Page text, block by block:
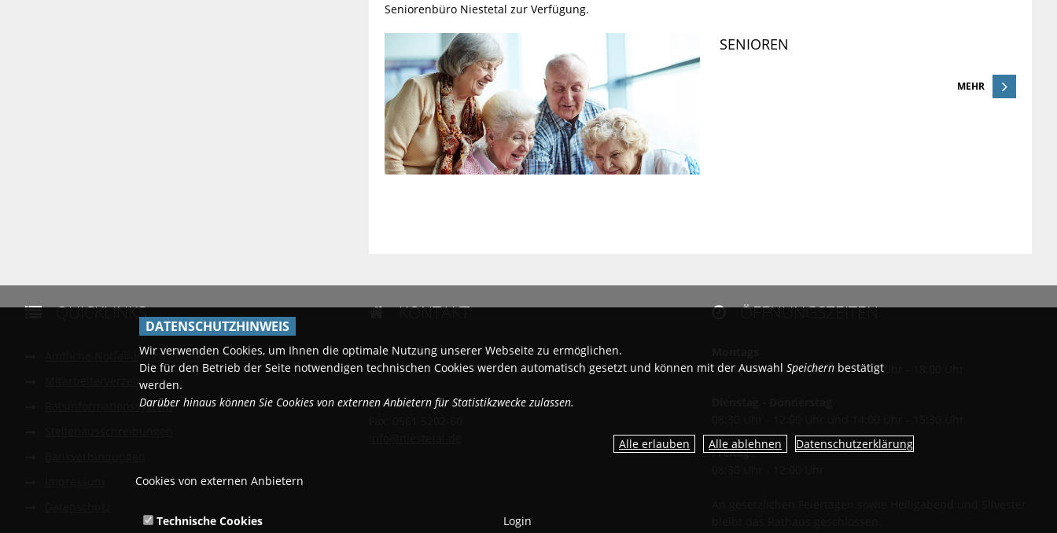
Seniorenbüro Niestetal zur Verfügung.
SENIOREN
MEHR
 QUICKLINKS
Amtliche Notfall-Informationen & Vorsorge
Mitarbeiterverzeichnis
Ratsinformationssystem
 KONTAKT
Gemeinde Niestetal
Dr.-Walter-Lübcke-Platz 1, 34266 Niestetal
Tel.: 0561 5202-0
 ÖFFNUNGSZEITEN
08:30 Uhr - 12:00 Uhr und 14:00 Uhr - 18:00 Uhr
Freitag
DATENSCHUTZHINWEIS
Wir verwenden Cookies, um Ihnen die optimale Nutzung unserer Webseite zu ermöglichen.
Die für den Betrieb der Seite notwendigen technischen Cookies werden automatisch gesetzt und können mit der Auswahl Speichern bestätigt
werden.
Darüber hinaus können Sie Cookies von externen Anbietern für Statistikzwecke zulassen.
Datenschutzerklärung
Cookies von externen Anbietern
Technische Cookies Login